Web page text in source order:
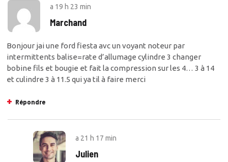
a 19 h 23 min
Marchand
Bonjour jai une ford fiesta avc un voyant noteur par
intermittents balise=rate d’allumage cylindre 3 changer
bobine fils et bougie et fait la compression sur les 4… 3 à 14
et culindre 3 à 11.5 qui ya til à faire merci
Répondre
a 21 h 17 min
Julien